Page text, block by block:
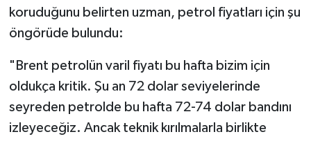
koruduğunu belirten uzman, petrol fiyatları için şu
öngörüde bulundu:
"Brent petrolün varil fiyatı bu hafta bizim için
oldukça kritik. Şu an 72 dolar seviyelerinde
seyreden petrolde bu hafta 72-74 dolar bandını
izleyeceğiz. Ancak teknik kırılmalarla birlikte